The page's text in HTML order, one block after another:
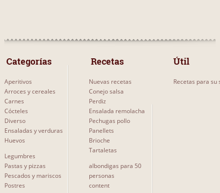
Categorías
Aperitivos
Arroces y cereales
Carnes
Cócteles
Diverso
Ensaladas y verduras
Huevos
Legumbres
Pastas y pizzas
Pescados y mariscos
Postres
Recetas
Nuevas recetas
Conejo salsa
Perdiz
Ensalada remolacha
Pechugas pollo
Panellets
Brioche
Tartaletas
albondigas para 50
personas
content
Útil
Recetas para su